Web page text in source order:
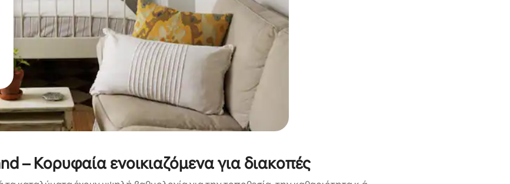
– Κορυφαία ενοικιαζόμενα για διακοπές